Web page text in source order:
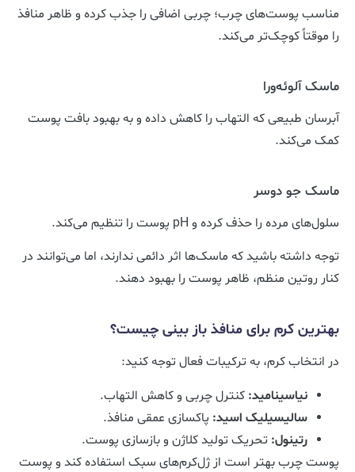
مناسب پوست‌های چرب؛ چربی اضافی را جذب کرده و ظاهر منافذ
را موقتاً کوچک‌تر می‌کند.
ماسک آلوئه‌ورا
آبرسان طبیعی که التهاب را کاهش داده و به بهبود بافت پوست
کمک می‌کند.
ماسک جو دوسر
سلول‌های مرده را حذف کرده و pH پوست را تنظیم می‌کند.
توجه داشته باشید که ماسک‌ها اثر دائمی ندارند، اما می‌توانند در
کنار روتین منظم، ظاهر پوست را بهبود دهند.
بهترین کرم برای منافذ باز بینی چیست؟
در انتخاب کرم، به ترکیبات فعال توجه کنید:
نیاسینامید: کنترل چربی و کاهش التهاب.
سالیسیلیک اسید: پاکسازی عمقی منافذ.
رتینول: تحریک تولید کلاژن و بازسازی پوست.
پوست چرب بهتر است از ژل‌کرم‌های سبک استفاده کند و پوست